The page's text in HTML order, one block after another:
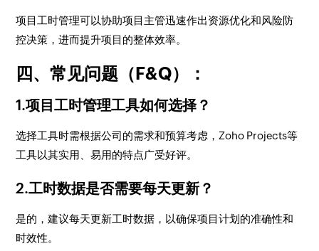
项目工时管理可以协助项目主管迅速作出资源优化和风险防
控决策，进而提升项目的整体效率。
四、常见问题（F&Q）：
1.项目工时管理工具如何选择？
选择工具时需根据公司的需求和预算考虑，Zoho Projects等
工具以其实用、易用的特点广受好评。
2.工时数据是否需要每天更新？
是的，建议每天更新工时数据，以确保项目计划的准确性和
时效性。